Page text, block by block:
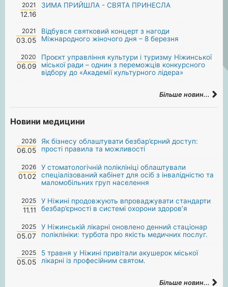
2021
12.16
ЗИМА ПРИЙШЛА - СВЯТА ПРИНЕСЛА
2021
03.05
Відбувся святковий концерт з нагоди
Міжнародного жіночого дня – 8 березня
2020
06.09
Проєкт управління культури і туризму Ніжинської
міської ради – однин з переможців конкурсного
відбору до «Академії культурного лідера»
Більше новин...
Новини медицини
2026
06.05
Як бізнесу облаштувати безбар’єрний доступ:
прості правила та можливості
2026
01.02
У стоматологічній поліклініці облаштували
спеціалізований кабінет для осіб з інвалідністю та
маломобільних груп населення
2025
11.11
У Ніжині продовжують впроваджувати стандарти
безбар’єрності в системі охорони здоров’я
2025
05.07
У Ніжинській лікарні оновлено денний стаціонар
поліклініки: турбота про якість медичних послуг.
2025
05.05
5 травня у Ніжині привітали акушерок міської
лікарні із професійним святом.
Більше новин...